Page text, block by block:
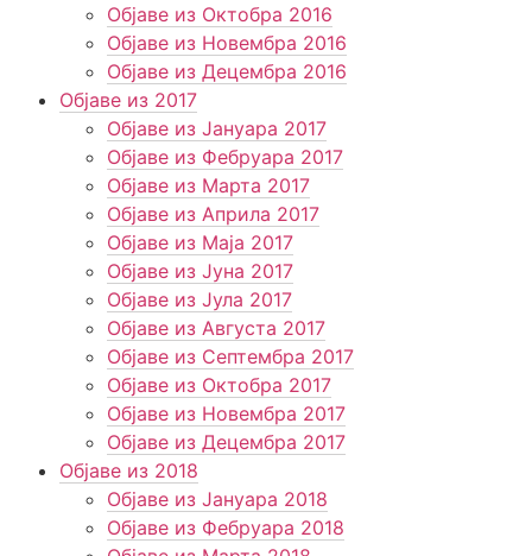
Објаве из Октобра 2016
Објаве из Новембра 2016
Објаве из Децембра 2016
Објаве из 2017
Објаве из Јануара 2017
Објаве из Фебруара 2017
Објаве из Марта 2017
Објаве из Априла 2017
Објаве из Маја 2017
Објаве из Јуна 2017
Објаве из Јула 2017
Објаве из Августа 2017
Објаве из Септембра 2017
Објаве из Октобра 2017
Објаве из Новембра 2017
Објаве из Децембра 2017
Објаве из 2018
Објаве из Јануара 2018
Објаве из Фебруара 2018